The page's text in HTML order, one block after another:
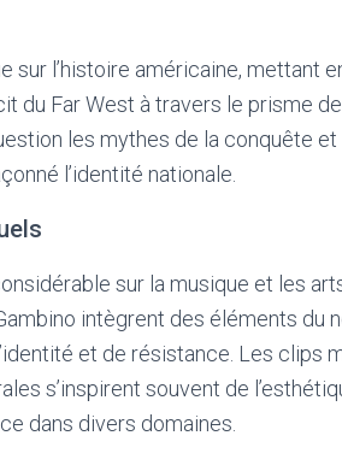
l’histoire américaine, mettant
du Far West à travers le prisme
les mythes de la conquête et
l’identité nationale.
sur la musique et les
intègrent des éléments du
et de résistance. Les clips
s’inspirent souvent de
dans divers domaines.